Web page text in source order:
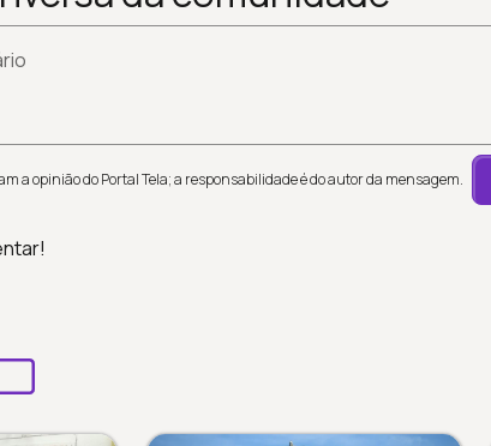
a opinião do Portal Tela; a responsabilidade é do autor da mensagem.